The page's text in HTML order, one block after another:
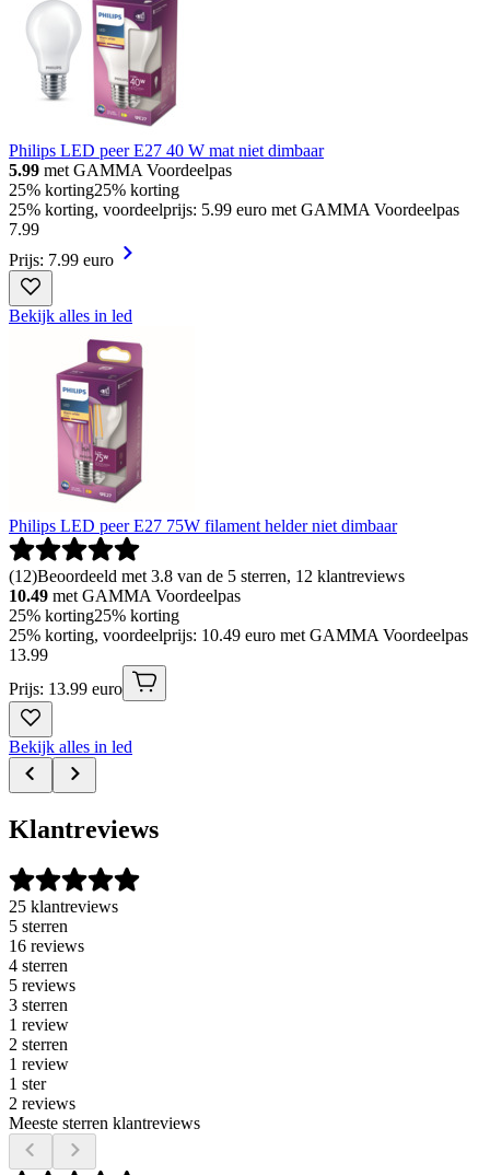
Philips LED peer E27 40 W mat niet dimbaar
5.99 met GAMMA Voordeelpas
25% korting25% korting
25% korting, voordeelprijs: 5.99 euro met GAMMA Voordeelpas
7.99
Prijs: 7.99 euro
Bekijk alles in led
Philips LED peer E27 75W filament helder niet dimbaar
(12)Beoordeeld met 3.8 van de 5 sterren, 12 klantreviews
10.49 met GAMMA Voordeelpas
25% korting25% korting
25% korting, voordeelprijs: 10.49 euro met GAMMA Voordeelpas
13.99
Prijs: 13.99 euro
Bekijk alles in led
Klantreviews
25 klantreviews
5 sterren
16 reviews
4 sterren
5 reviews
3 sterren
1 review
2 sterren
1 review
1 ster
2 reviews
Meeste sterren klantreviews